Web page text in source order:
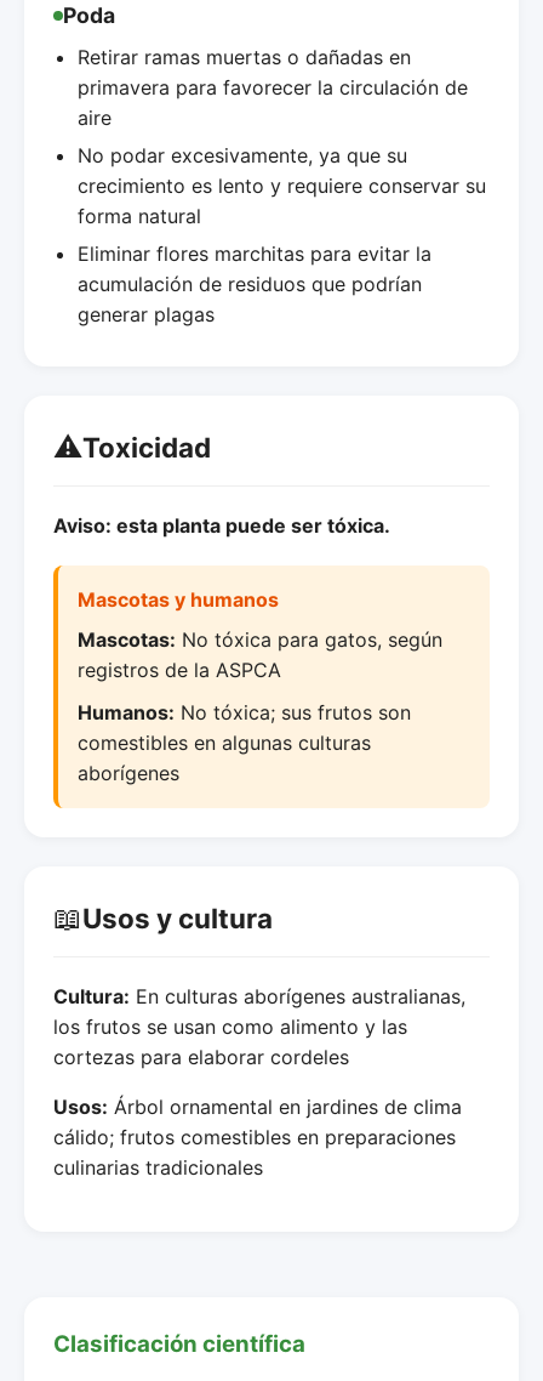
Poda
Retirar ramas muertas o dañadas en
primavera para favorecer la circulación de
aire
No podar excesivamente, ya que su
crecimiento es lento y requiere conservar su
forma natural
Eliminar flores marchitas para evitar la
acumulación de residuos que podrían
generar plagas
⚠️Toxicidad
Aviso: esta planta puede ser tóxica.
Mascotas y humanos
Mascotas: No tóxica para gatos, según
registros de la ASPCA
Humanos: No tóxica; sus frutos son
comestibles en algunas culturas
aborígenes
📖Usos y cultura
Cultura: En culturas aborígenes australianas,
los frutos se usan como alimento y las
cortezas para elaborar cordeles
Usos: Árbol ornamental en jardines de clima
cálido; frutos comestibles en preparaciones
culinarias tradicionales
Clasificación científica